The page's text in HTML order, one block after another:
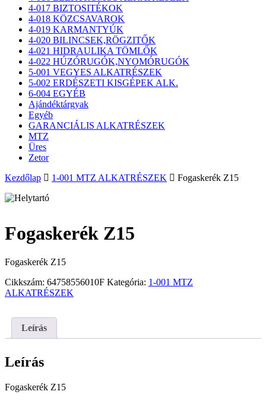
4-017 BIZTOSITÉKOK
4-018 KÖZCSAVAROK
4-019 KARMANTYÚK
4-020 BILINCSEK,RÖGZITŐK
4-021 HIDRAULIKA TÖMLŐK
4-022 HÚZÓRUGÓK,NYOMÓRUGÓK
5-001 VEGYES ALKATRÉSZEK
5-002 ERDÉSZETI KISGÉPEK ALK.
6-004 EGYÉB
Ajándéktárgyak
Egyéb
GARANCIÁLIS ALKATRÉSZEK
MTZ
Üres
Zetor
Kezdőlap
1-001 MTZ ALKATRÉSZEK Fogaskerék Z15
Fogaskerék Z15
Fogaskerék Z15
Cikkszám: 64758556010F Kategória: 1-001 MTZ
ALKATRÉSZEK
Leírás
Leírás
Fogaskerék Z15